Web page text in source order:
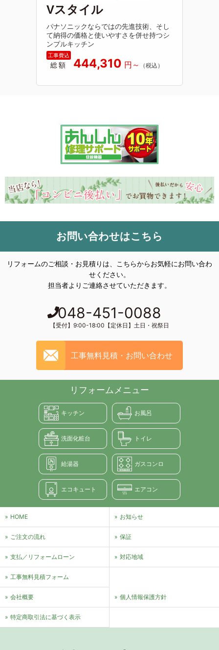
Vスタイル
パナソニックならではの先進技術、そし
て納得の価格と使いやすさを併せ持つシ
ンプルキッチン
総額 444,310
お問い合わせはこちら
リフォームのご相談・お見積りは、こちらからお気軽にお問い合わ
せください。
担当者よりご連絡させていただきます。
048-451-0088
【受付】9:00-18:00【定休日】土日・祝祭日
工事無料見積・お問い合わせ
リフォームメニュー
キッチン お風呂
洗面化粧台 トイレ
給湯器 ガスコンロ
エコキュート エアコン
HOME お知らせ
ご注文の流れ 保証
支払／リフォームローン 対応地域
⼯事無料⾒積フォーム
会社概要 個⼈情報保護⽅針
特定商取引法に基づく表⽰